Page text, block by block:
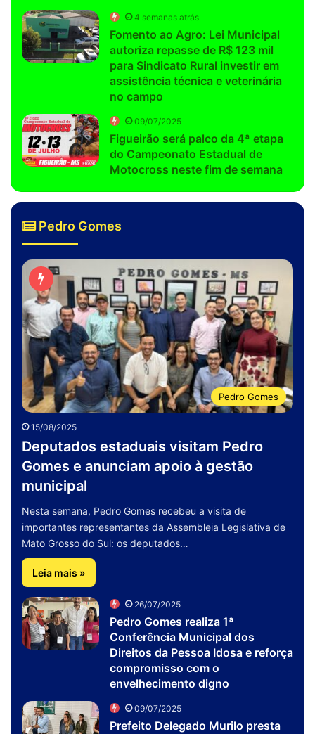
4 semanas atrás
Fomento ao Agro: Lei Municipal
autoriza repasse de R$ 123 mil
para Sindicato Rural investir em
assistência técnica e veterinária
no campo
09/07/2025
Figueirão será palco da 4ª etapa
do Campeonato Estadual de
Motocross neste fim de semana
Pedro Gomes
Pedro Gomes
15/08/2025
Deputados estaduais visitam Pedro
Gomes e anunciam apoio à gestão
municipal
Nesta semana, Pedro Gomes recebeu a visita de
importantes representantes da Assembleia Legislativa de
Mato Grosso do Sul: os deputados…
Leia mais »
26/07/2025
Pedro Gomes realiza 1ª
Conferência Municipal dos
Direitos da Pessoa Idosa e reforça
compromisso com o
envelhecimento digno
09/07/2025
Prefeito Delegado Murilo presta